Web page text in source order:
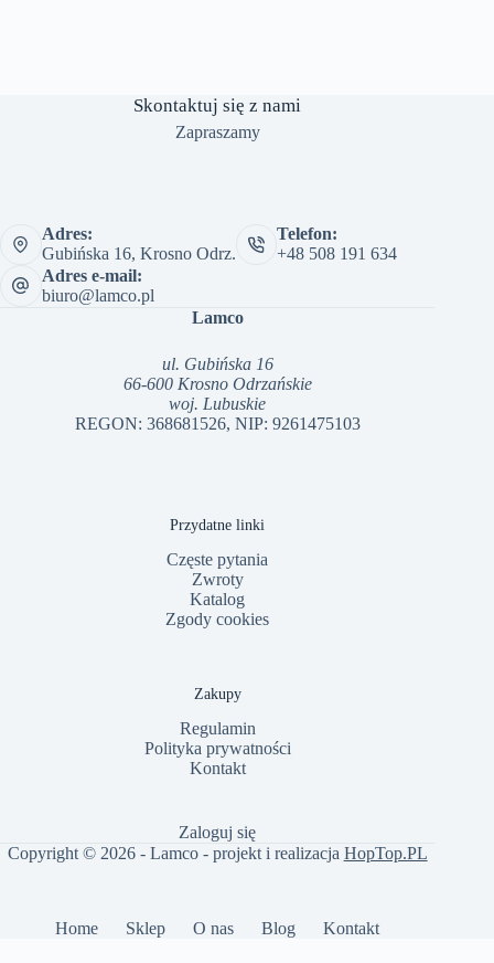
Skontaktuj się z nami
Zapraszamy
Adres:
Gubińska 16, Krosno Odrz.
Telefon:
+48 508 191 634
Adres e-mail:
biuro@lamco.pl
Lamco
ul. Gubińska 16
66-600 Krosno Odrzańskie
woj. Lubuskie
REGON: 368681526, NIP: 9261475103
Przydatne linki
Częste pytania
Zwroty
Katalog
Zgody cookies
Zakupy
Regulamin
Polityka prywatności
Kontakt
Zaloguj się
Copyright © 2026 - Lamco - projekt i realizacja HopTop.PL
Home Sklep O nas Blog Kontakt